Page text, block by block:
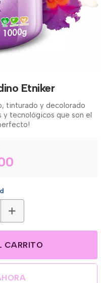
Etniker
tinturado y decolorado
y tecnológicos que son el
CARRITO